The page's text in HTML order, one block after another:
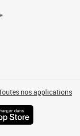
nos applications